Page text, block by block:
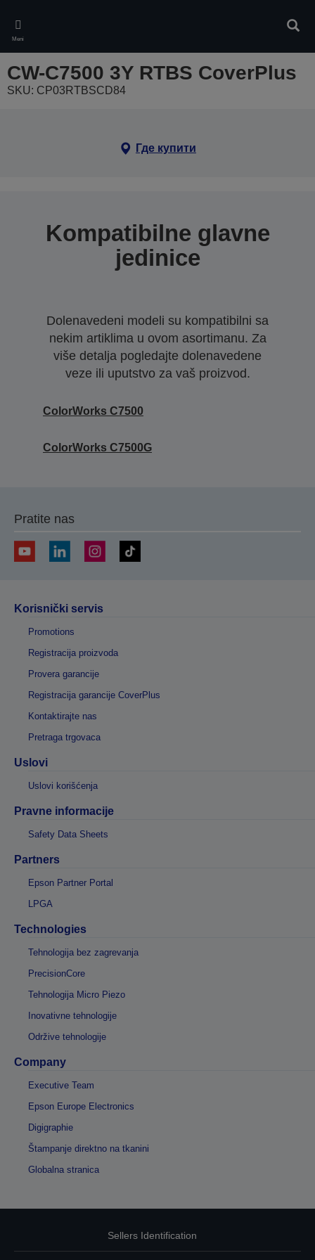
main
content
Meni
CW-C7500 3Y RTBS CoverPlus
SKU: CP03RTBSCD84
Где купити
Kompatibilne glavne
jedinice
Dolenavedeni modeli su kompatibilni sa
nekim artiklima u ovom asortimanu. Za
više detalja pogledajte dolenavedene
veze ili uputstvo za vaš proizvod.
ColorWorks C7500
ColorWorks C7500G
Pratite nas
Korisnički servis
Promotions
Registracija proizvoda
Provera garancije
Registracija garancije CoverPlus
Kontaktirajte nas
Pretraga trgovaca
Uslovi
Uslovi korišćenja
Pravne informacije
Safety Data Sheets
Partners
Epson Partner Portal
LPGA
Technologies
Tehnologija bez zagrevanja
PrecisionCore
Tehnologija Micro Piezo
Inovativne tehnologije
Održive tehnologije
Company
Executive Team
Epson Europe Electronics
Digigraphie
Štampanje direktno na tkanini
Globalna stranica
Sellers Identification